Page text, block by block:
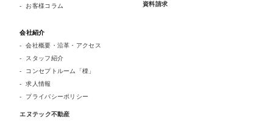
お客様コラム
資料請求
会社紹介
会社概要・沿革・アクセス
スタッフ紹介
コンセプトルーム「檪」
求人情報
プライバシーポリシー
エヌテック不動産